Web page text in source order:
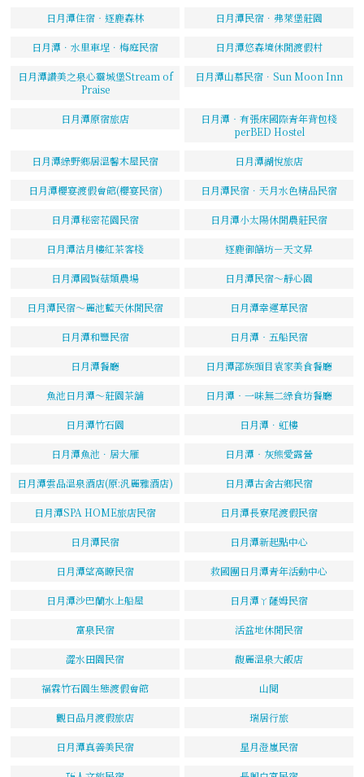
日月潭住宿‧逐鹿森林 日月潭民宿．弗萊堡莊園
日月潭．水里車埕．梅庭民宿 日月潭悠森境休閒渡假村
日月潭讚美之泉心靈城堡Stream of
Praise
日月潭山慕民宿．Sun Moon Inn
日月潭原宿旅店
日月潭‧有張床國際青年背包棧
perBED Hostel
日月潭綠野鄉居溫馨木屋民宿 日月潭湖悅旅店
日月潭櫻宴渡假會館(櫻宴民宿) 日月潭民宿．天月水色精品民宿
日月潭秘密花園民宿 日月潭小太陽休閒農莊民宿
日月潭沽月樓紅茶客棧 逐鹿御饍坊－天文昇
日月潭國賢菇類農場 日月潭民宿～靜心園
日月潭民宿～麗池藍天休閒民宿 日月潭幸運草民宿
日月潭和豐民宿 日月潭‧五船民宿
日月潭餐廳 日月潭邵族頭目袁家美食餐廳
魚池日月潭～莊園茶舖 日月潭‧一味無二綠食坊餐廳
日月潭竹石園 日月潭．虹樓
日月潭魚池．居大雁 日月潭‧灰熊愛露營
日月潭雲品溫泉酒店(原:汎麗雅酒店) 日月潭古舍古鄉民宿
日月潭SPA HOME旅店民宿 日月潭長寮尾渡假民宿
日月潭民宿 日月潭新起點中心
日月潭望高瞭民宿 救國團日月潭青年活動中心
日月潭沙巴蘭水上船屋 日月潭ㄚ薩姆民宿
富泉民宿 活盆地休閒民宿
澀水田園民宿 馥麗溫泉大飯店
福霖竹石園生態渡假會館 山閱
觀日品月渡假旅店 瑞居行旅
日月潭真善美民宿 星月澄嵐民宿